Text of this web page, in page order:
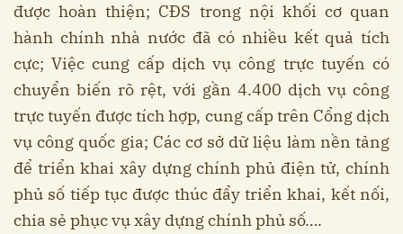
được hoàn thiện; CĐS trong nội khối cơ quan
hành chính nhà nước đã có nhiều kết quả tích
cực; Việc cung cấp dịch vụ công trực tuyến có
chuyển biến rõ rệt, với gần 4.400 dịch vụ công
trực tuyến được tích hợp, cung cấp trên Cổng dịch
vụ công quốc gia; Các cơ sở dữ liệu làm nền tảng
để triển khai xây dựng chính phủ điện tử, chính
phủ số tiếp tục được thúc đẩy triển khai, kết nối,
chia sẻ phục vụ xây dựng chính phủ số….